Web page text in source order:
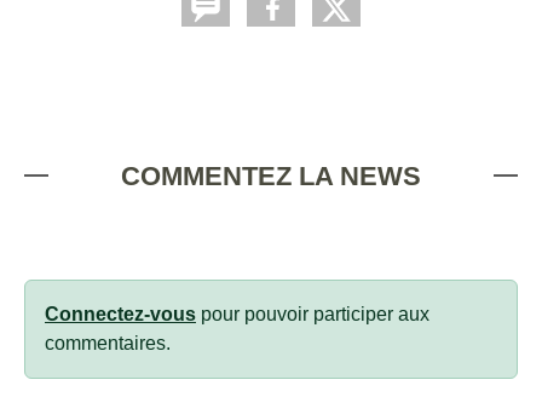
COMMENTEZ LA NEWS
Connectez-vous pour pouvoir participer aux
commentaires.